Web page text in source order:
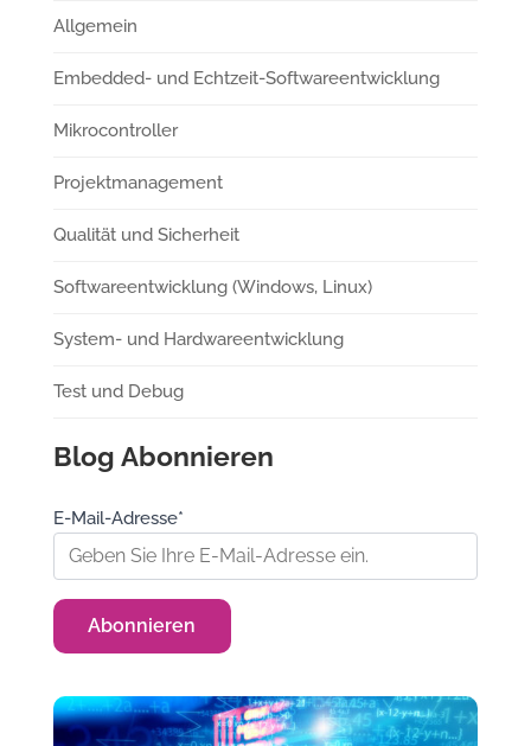
Allgemein
Embedded- und Echtzeit-Softwareentwicklung
Mikrocontroller
Projektmanagement
Qualität und Sicherheit
Softwareentwicklung (Windows, Linux)
System- und Hardwareentwicklung
Test und Debug
Blog Abonnieren
E-Mail-Adresse*